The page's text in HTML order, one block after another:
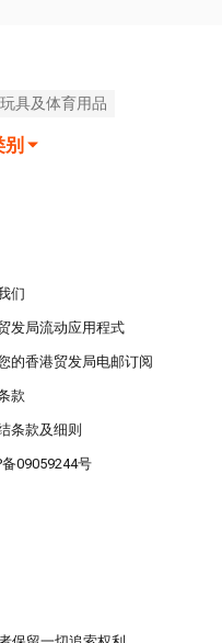
具及体育用品
们
发局流动应用程式
的香港贸发局电邮订阅
款
条款及细则
备09059244号